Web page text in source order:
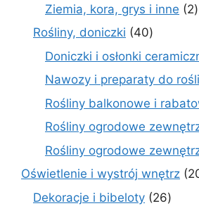
Ziemia, kora, grys i inne 22
Rośliny, doniczki 4040
Doniczki i osłonki
Nawozy i preparaty do
Rośliny balkonowe i
Rośliny ogrodowe
Rośliny ogrodowe
Oświetlenie i wystrój wnętrz
Dekoracje i bibeloty 2626